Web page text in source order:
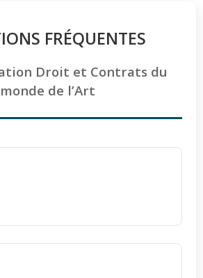
FRÉQUENTES
Droit et Contrats du
monde de l’Art